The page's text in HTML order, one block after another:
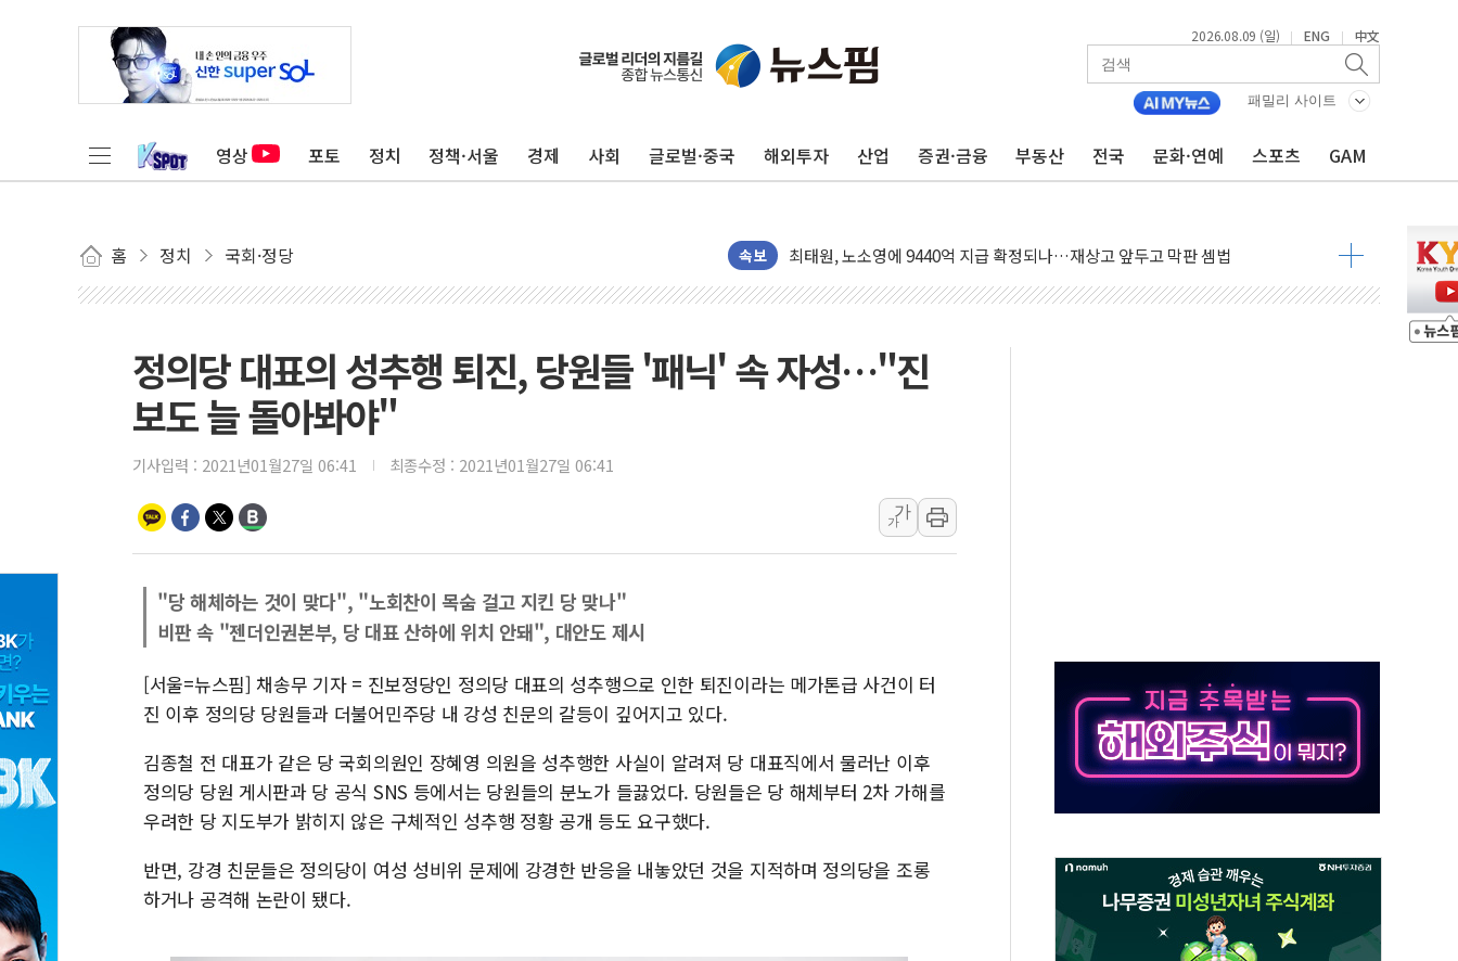
2026.08.09 (일) | ENG | 中文
패밀리 사이트
영상 포토 정치 정책·서울 경제 사회 글로벌·중국 해외투자 산업 증권·금융 부동산 전국 문화·연예 스포츠 GAM
홈 정치 국회·정당 속보
[속보] 민주, 강원 경선 결과 발표...김민석 50.30% 정청래 41.94% 송영길 7.76%
최태원, 노소영에 9440억 지급 확정되나…재상고 앞두고 막판 셈법
하나금융, 명동 소상공인에 '행복상자' 전달
병무청, 보충역 전면 손질… 예술·체육요원 최대 33% 감축
홈플러스發 대형마트 판매, 역대 최대폭 감소한 9.4%↓…유통업계 양극화 심화
풀무원재단, '국제과학연극제 2026'서 어린이 과학연극 2편 수상
현대그린푸드 '텍사스로드하우스' 잠실점, 직장인 핫플레이스로 부상
삼성전자, 美국립연구소와 영하 30도 극저온 난방기술 개발한다
롯데백화점, 앰배서더 2기 모집…지역 크리에이터 확대
한수원 "폭염 속 전력수급 이상무"…김회천 사장, 원전 현장점검
박형수 의원 '선관위 견제·감독 강화' 2개 법 대표 발의
정의당 대표의 성추행 퇴진, 당원들 '패닉' 속 자성…"진
보도 늘 돌아봐야"
기사입력 : 2021년01월27일 06:41 최종수정 : 2021년01월27일 06:41
가
가
"당 해체하는 것이 맞다", "노회찬이 목숨 걸고 지킨 당 맞나"
비판 속 "젠더인권본부, 당 대표 산하에 위치 안돼", 대안도 제시
[서울=뉴스핌] 채송무 기자 = 진보정당인 정의당 대표의 성추행으로 인한 퇴진이라는 메가톤급 사건이 터
진 이후 정의당 당원들과 더불어민주당 내 강성 친문의 갈등이 깊어지고 있다.
김종철 전 대표가 같은 당 국회의원인 장혜영 의원을 성추행한 사실이 알려져 당 대표직에서 물러난 이후
정의당 당원 게시판과 당 공식 SNS 등에서는 당원들의 분노가 들끓었다. 당원들은 당 해체부터 2차 가해를
우려한 당 지도부가 밝히지 않은 구체적인 성추행 정황 공개 등도 요구했다.
반면, 강경 친문들은 정의당이 여성 성비위 문제에 강경한 반응을 내놓았던 것을 지적하며 정의당을 조롱
하거나 공격해 논란이 됐다.